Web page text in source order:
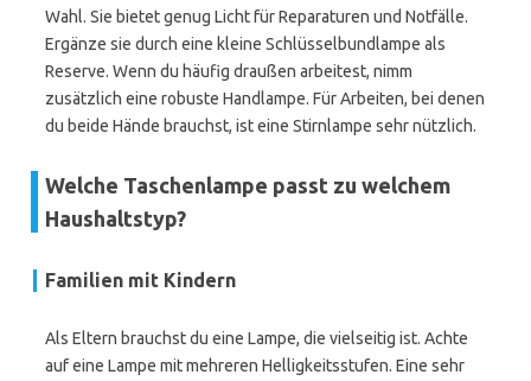
Wahl. Sie bietet genug Licht für Reparaturen und Notfälle.
Ergänze sie durch eine kleine Schlüsselbundlampe als
Reserve. Wenn du häufig draußen arbeitest, nimm
zusätzlich eine robuste Handlampe. Für Arbeiten, bei denen
du beide Hände brauchst, ist eine Stirnlampe sehr nützlich.
Welche Taschenlampe passt zu welchem
Haushaltstyp?
Familien mit Kindern
Als Eltern brauchst du eine Lampe, die vielseitig ist. Achte
auf eine Lampe mit mehreren Helligkeitsstufen. Eine sehr